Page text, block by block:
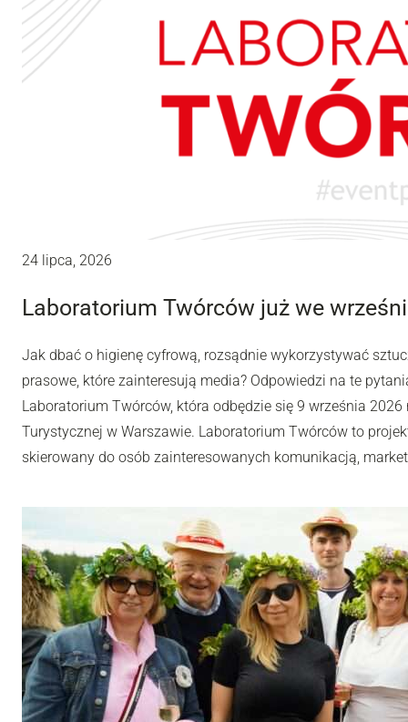
24 lipca, 2026
Laboratorium Twórców już we
Jak dbać o higienę cyfrową, rozsądnie wykorzystywać
prasowe, które zainteresują media? Odpowiedzi na te
Laboratorium Twórców, która odbędzie się 9 września
Turystycznej w Warszawie. Laboratorium Twórców to
skierowany do osób zainteresowanych komunikacją,